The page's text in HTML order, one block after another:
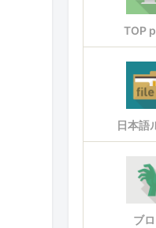
TOP
日本語
ブ